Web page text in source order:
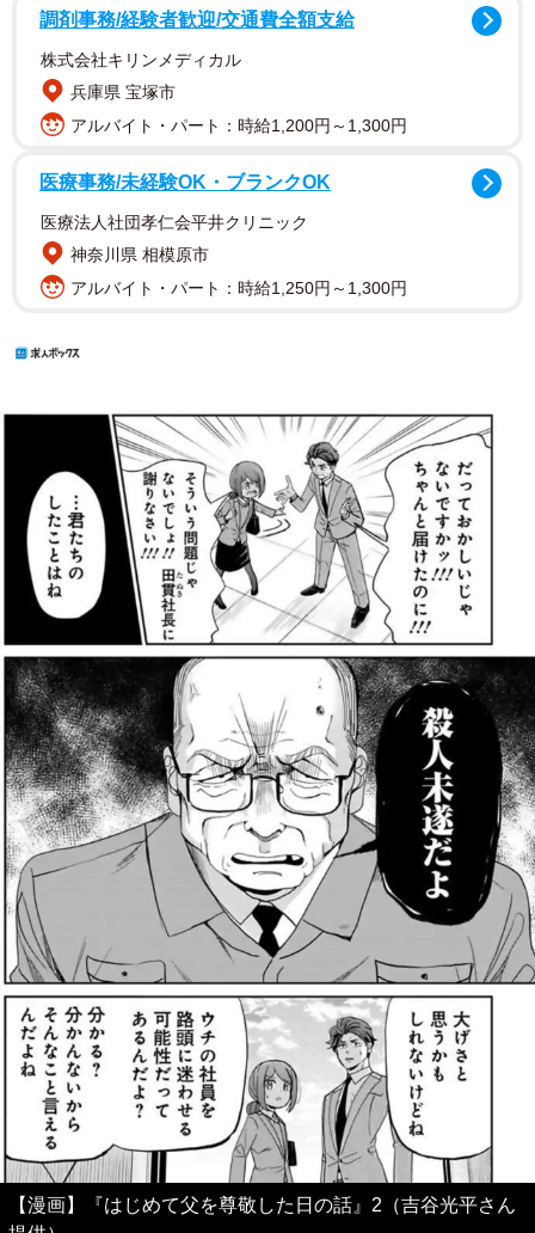
調剤事務/経験者歓迎/交通費全額支給
株式会社キリンメディカル
兵庫県 宝塚市
アルバイト・パート：時給1,200円～1,300円
医療事務/未経験OK・ブランクOK
医療法人社団孝仁会平井クリニック
神奈川県 相模原市
アルバイト・パート：時給1,250円～1,300円
【漫画】『はじめて父を尊敬した日の話』2（吉谷光平さん